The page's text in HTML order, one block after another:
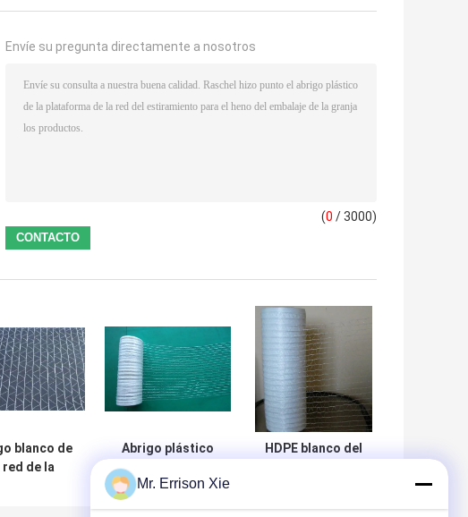
Envíe su pregunta directamente a nosotros
(0 / 3000)
blanco de
red de la
Abrigo plástico
de la red de la
plataforma del
estiramiento del
HDPE blanco del
Mr. Errison Xie